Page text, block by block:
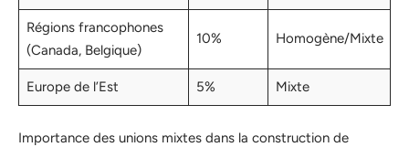
Régions francophones
(Canada, Belgique)
10% Homogène/Mixte
Europe de l’Est 5% Mixte
Importance des unions mixtes dans la construction de